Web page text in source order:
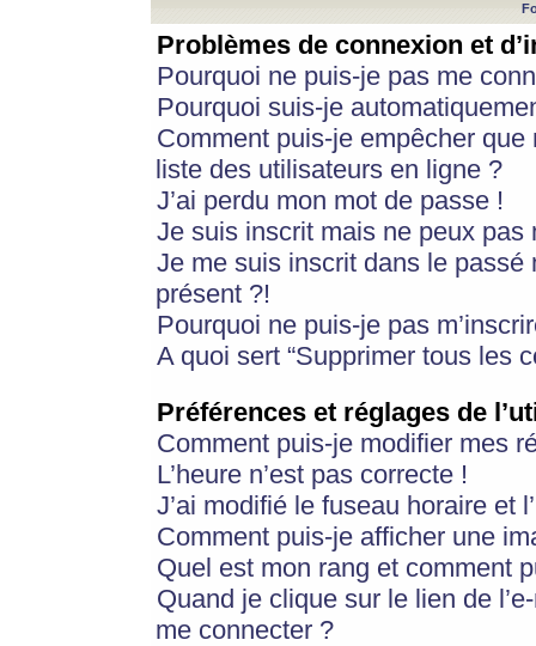
Problèmes de connexion et
Pourquoi ne puis-je pas me
Pourquoi suis-je
Comment puis-je empêcher
liste des utilisateurs en ligne ?
J’ai perdu mon mot de passe !
Je suis inscrit mais ne peux pas
Je me suis inscrit dans le
présent ?!
Pourquoi ne puis-je pas
A quoi sert “Supprimer tous les
Préférences et réglages de
Comment puis-je modifier mes
L’heure n’est pas correcte !
J’ai modifié le fuseau horaire et
Comment puis-je afficher une
Quel est mon rang et comment
Quand je clique sur le lien de
me connecter ?